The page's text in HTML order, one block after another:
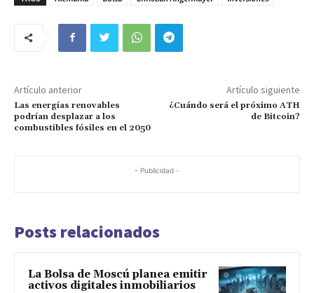
Artículo anterior
Las energías renovables
podrían desplazar a los
combustibles fósiles en el 2050
Artículo siguiente
¿Cuándo será el próximo ATH
de Bitcoin?
- Publicidad -
Posts relacionados
La Bolsa de Moscú planea emitir
activos digitales inmobiliarios